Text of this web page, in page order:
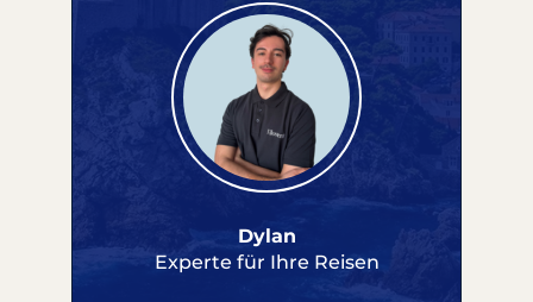
Dylan
Experte für Ihre Reisen